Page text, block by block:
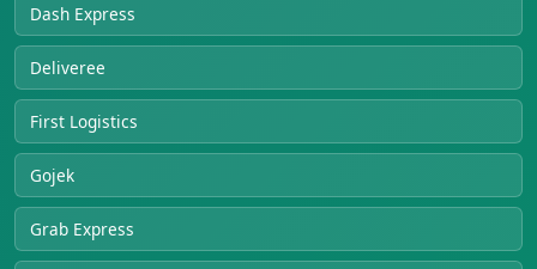
Dash Express
Deliveree
First Logistics
Gojek
Grab Express